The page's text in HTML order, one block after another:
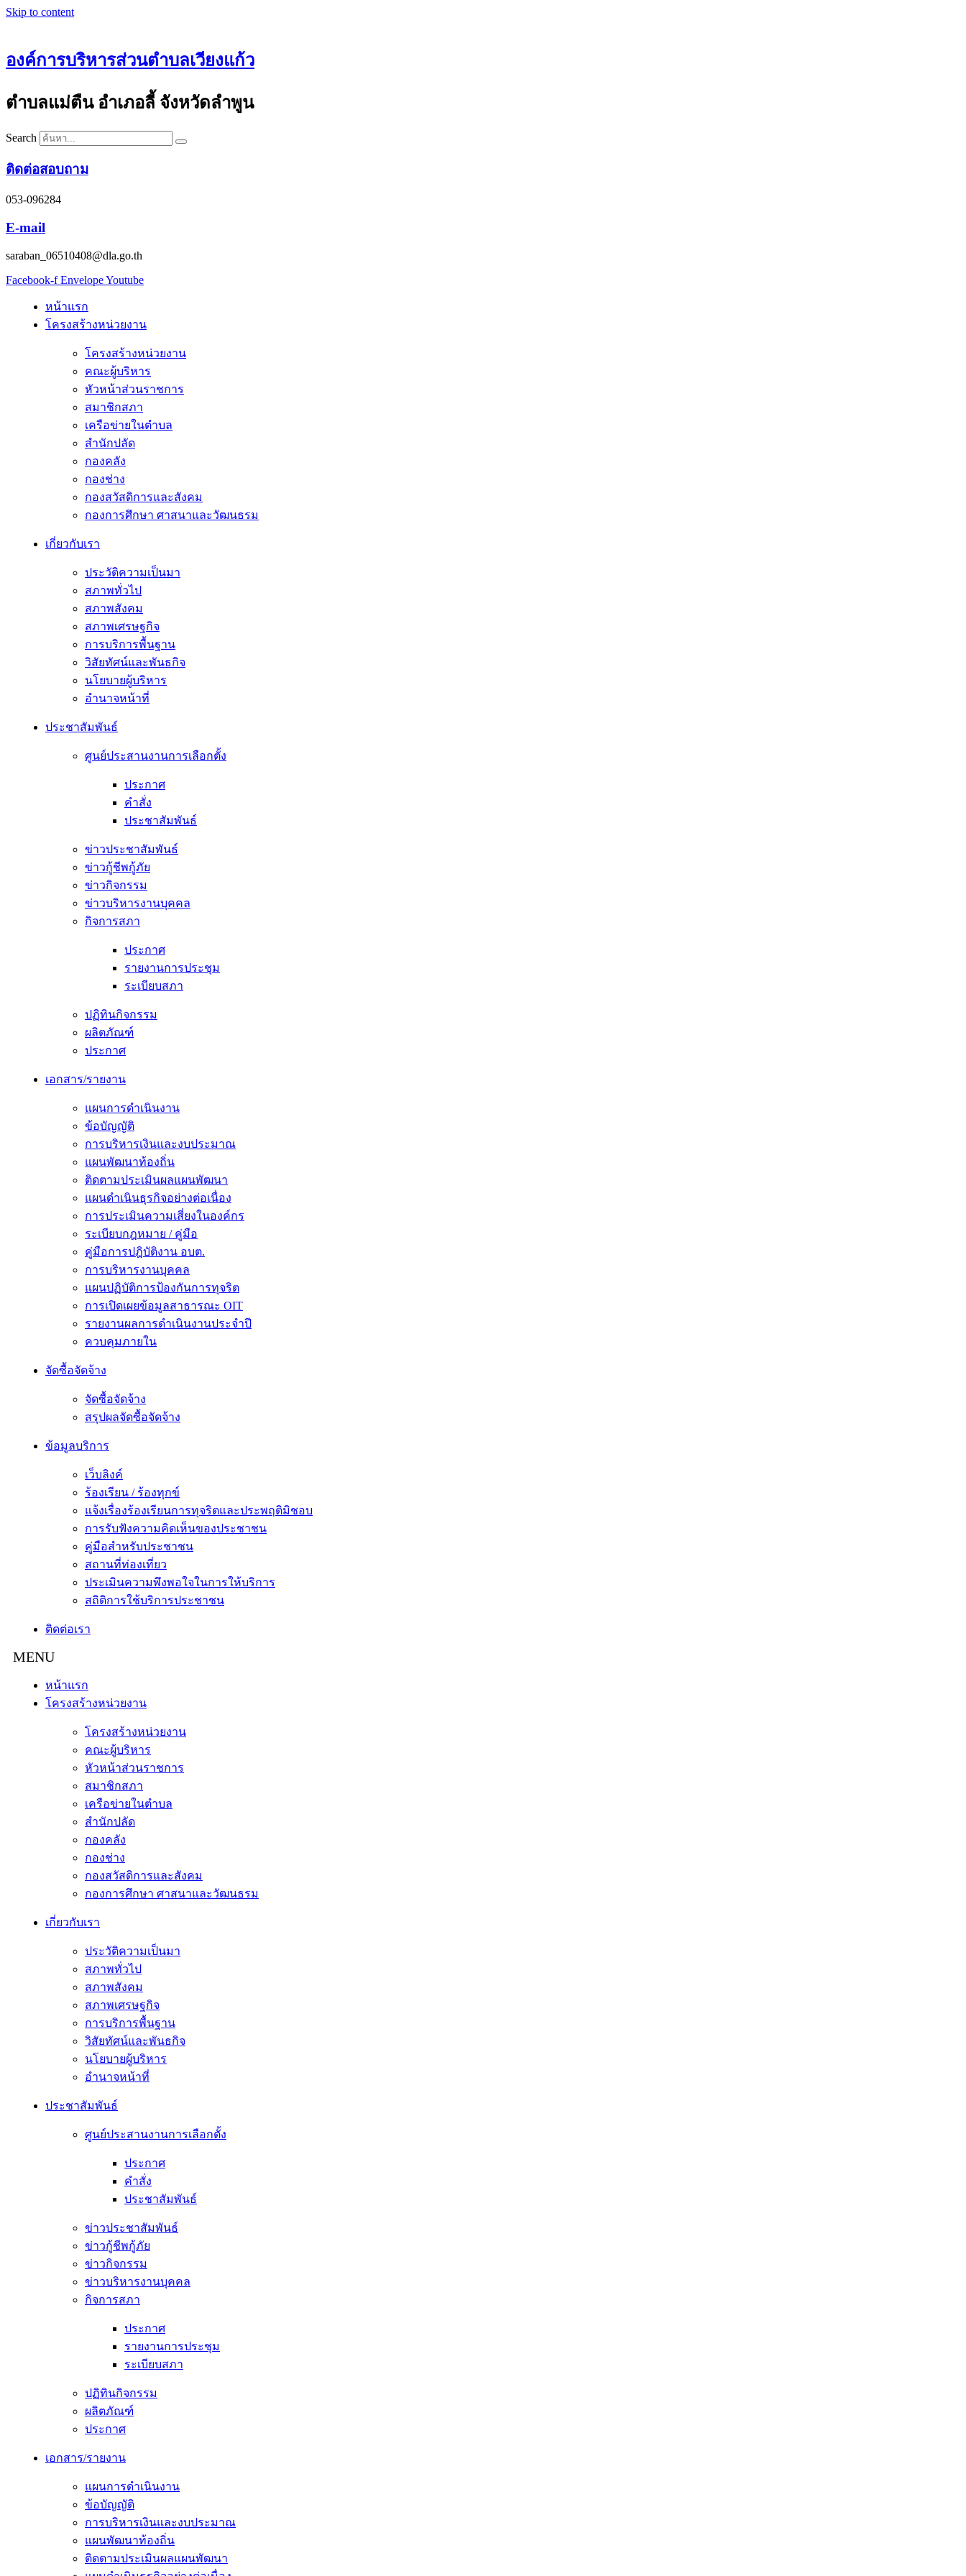
Skip to content
องค์การบริหารส่วนตำบลเวียงแก้ว
ตำบลแม่ตืน อำเภอลี้ จังหวัดลำพูน
Search
ติดต่อสอบถาม
053-096284
E-mail
saraban_06510408@dla.go.th
Facebook-f EnvelopeYoutube
หน้าแรก
โครงสร้างหน่วยงาน
โครงสร้างหน่วยงาน
คณะผู้บริหาร
หัวหน้าส่วนราชการ
สมาชิกสภา
เครือข่ายในตำบล
สำนักปลัด
กองคลัง
กองช่าง
กองสวัสดิการและสังคม
กองการศึกษา ศาสนาและวัฒนธรม
เกี่ยวกับเรา
ประวัติความเป็นมา
สภาพทั่วไป
สภาพสังคม
สภาพเศรษฐกิจ
การบริการพื้นฐาน
วิสัยทัศน์และพันธกิจ
นโยบายผู้บริหาร
อํานาจหน้าที่
ประชาสัมพันธ์
ศูนย์ประสานงานการเลือกตั้ง
ประกาศ
คำสั่ง
ประชาสัมพันธ์
ข่าวประชาสัมพันธ์
ข่าวกู้ชีพกู้ภัย
ข่าวกิจกรรม
ข่าวบริหารงานบุคคล
กิจการสภา
ประกาศ
รายงานการประชุม
ระเบียบสภา
ปฏิทินกิจกรรม
ผลิตภัณฑ์
ประกาศ
เอกสาร/รายงาน
แผนการดำเนินงาน
ข้อบัญญัติ
การบริหารเงินและงบประมาณ
แผนพัฒนาท้องถิ่น
ติดตามประเมินผลแผนพัฒนา
แผนดำเนินธุรกิจอย่างต่อเนื่อง
การประเมินความเสี่ยงในองค์กร
ระเบียบกฎหมาย / คู่มือ
คู่มือการปฎิบัติงาน อบต.
การบริหารงานบุคคล
แผนปฏิบัติการป้องกันการทุจริต
การเปิดเผยข้อมูลสาธารณะ OIT
รายงานผลการดำเนินงานประจำปี
ควบคุมภายใน
จัดซื้อจัดจ้าง
จัดซื้อจัดจ้าง
สรุปผลจัดซื้อจัดจ้าง
ข้อมูลบริการ
เว็บลิงค์
ร้องเรียน / ร้องทุกข์
แจ้งเรื่องร้องเรียนการทุจริตและประพฤติมิชอบ
การรับฟังความคิดเห็นของประชาชน
คู่มือสำหรับประชาชน
สถานที่ท่องเที่ยว
ประเมินความพึงพอใจในการให้บริการ
สถิติการใช้บริการประชาชน
ติดต่อเรา
หน้าแรก
โครงสร้างหน่วยงาน
โครงสร้างหน่วยงาน
คณะผู้บริหาร
หัวหน้าส่วนราชการ
สมาชิกสภา
เครือข่ายในตำบล
สำนักปลัด
กองคลัง
กองช่าง
กองสวัสดิการและสังคม
กองการศึกษา ศาสนาและวัฒนธรม
เกี่ยวกับเรา
ประวัติความเป็นมา
สภาพทั่วไป
สภาพสังคม
สภาพเศรษฐกิจ
การบริการพื้นฐาน
วิสัยทัศน์และพันธกิจ
นโยบายผู้บริหาร
อํานาจหน้าที่
ประชาสัมพันธ์
ศูนย์ประสานงานการเลือกตั้ง
ประกาศ
คำสั่ง
ประชาสัมพันธ์
ข่าวประชาสัมพันธ์
ข่าวกู้ชีพกู้ภัย
ข่าวกิจกรรม
ข่าวบริหารงานบุคคล
กิจการสภา
ประกาศ
รายงานการประชุม
ระเบียบสภา
ปฏิทินกิจกรรม
ผลิตภัณฑ์
ประกาศ
เอกสาร/รายงาน
แผนการดำเนินงาน
ข้อบัญญัติ
การบริหารเงินและงบประมาณ
แผนพัฒนาท้องถิ่น
ติดตามประเมินผลแผนพัฒนา